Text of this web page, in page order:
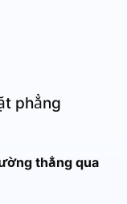
phẳng
thẳng qua